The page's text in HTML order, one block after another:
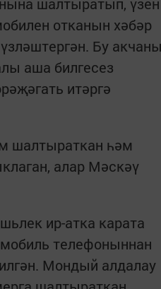
отканын хәбәр
Бу
аша билгесез
итәргә
шалтыраткан һәм
алар Мәскәү
ир-атка карата
телефоныннан
Мондый алдалау